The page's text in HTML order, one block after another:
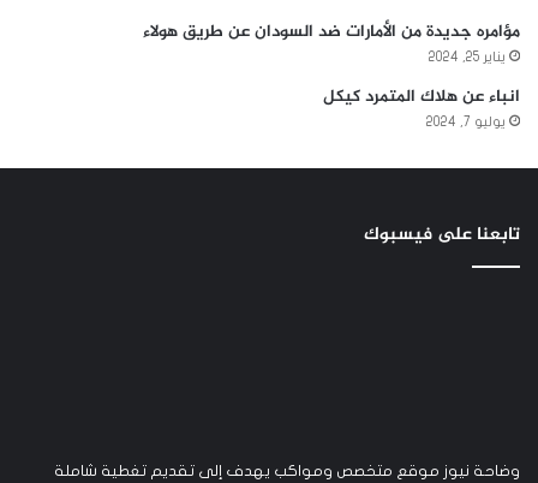
مؤامره جديدة من الأمارات ضد السودان عن طريق هولاء
يناير 25, 2024
انباء عن هلاك المتمرد كيكل
يوليو 7, 2024
تابعنا على فيسبوك
وضاحة نيوز موقع متخصص ومواكب يهدف إلى تقديم تغطية شاملة